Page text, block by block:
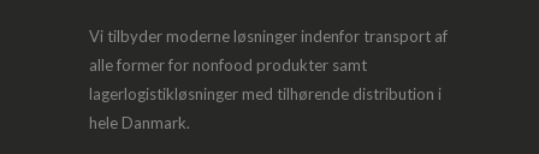
Vi tilbyder moderne løsninger indenfor transport af
alle former for nonfood produkter samt
lagerlogistikløsninger med tilhørende distribution i
hele Danmark.